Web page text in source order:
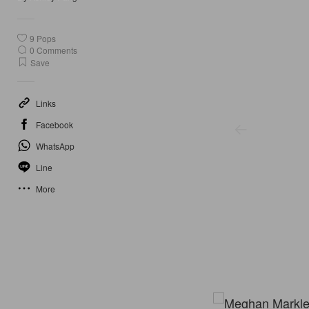
9 Pops
0 Comments
Save
Links
Facebook
WhatsApp
Line
More